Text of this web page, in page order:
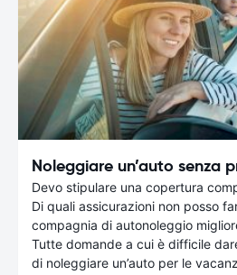
Noleggiare un’auto senza
Devo stipulare una copertura
Di quali assicurazioni non posso
compagnia di autonoleggio
Tutte domande a cui è difficile
di noleggiare un’auto per le